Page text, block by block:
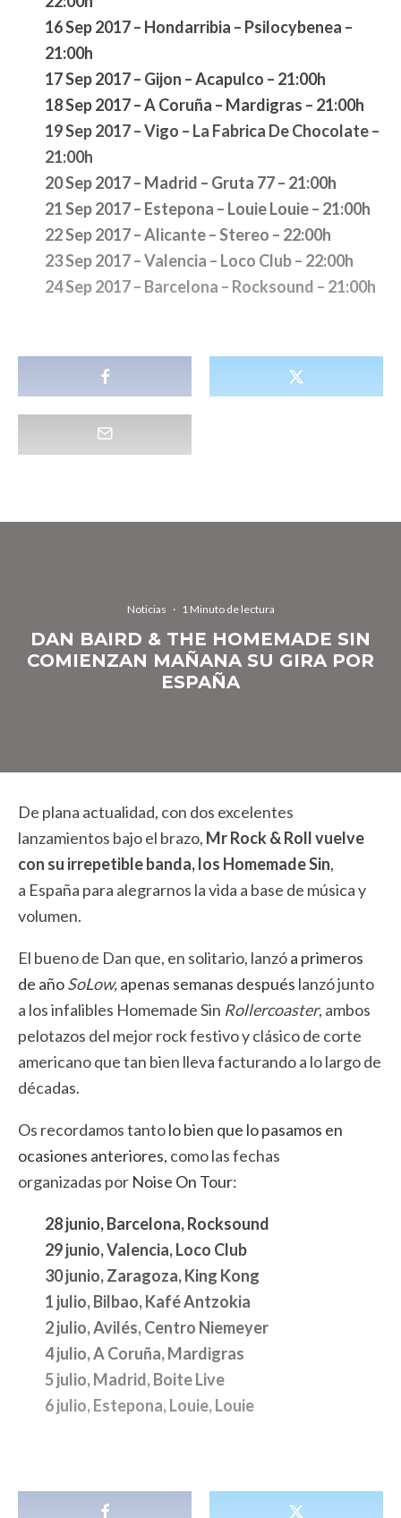
16 Sep 2017 – Hondarribia – Psilocybenea –
21:00h
17 Sep 2017 – Gijon – Acapulco – 21:00h
18 Sep 2017 – A Coruña – Mardigras – 21:00h
19 Sep 2017 – Vigo – La Fabrica De Chocolate –
21:00h
20 Sep 2017 – Madrid – Gruta 77 – 21:00h
21 Sep 2017 – Estepona – Louie Louie – 21:00h
22 Sep 2017 – Alicante – Stereo – 22:00h
23 Sep 2017 – Valencia – Loco Club – 22:00h
24 Sep 2017 – Barcelona – Rocksound – 21:00h
Noticias · 1 Minuto de lectura
DAN BAIRD & THE HOMEMADE SIN
COMIENZAN MAÑANA SU GIRA POR
ESPAÑA
De plana actualidad, con dos excelentes
lanzamientos bajo el brazo, Mr Rock & Roll vuelve
con su irrepetible banda, los Homemade Sin,
a España para alegrarnos la vida a base de música y
volumen.
El bueno de Dan que, en solitario, lanzóa primeros
de añoSoLow,apenas semanas después lanzó junto
a los infalibles Homemade Sin Rollercoaster, ambos
pelotazos del mejor rock festivo y clásico de corte
americano que tan bien lleva facturando a lo largo de
décadas.
Os recordamos tantolo bien que lo pasamos en
ocasiones anteriores, como las fechas
organizadas por Noise On Tour:
28 junio, Barcelona, Rocksound
29 junio, Valencia, Loco Club
30 junio, Zaragoza, King Kong
1 julio, Bilbao, Kafé Antzokia
2 julio, Avilés, Centro Niemeyer
4 julio, A Coruña, Mardigras
5 julio, Madrid, Boite Live
6 julio, Estepona, Louie, Louie